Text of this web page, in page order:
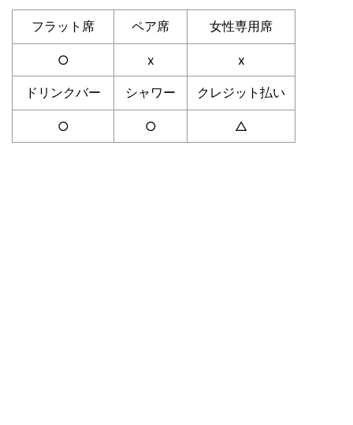
フラット席 ペア席 女性専用席
○ x x
ドリンクバー シャワー クレジット払い
○ ○ △